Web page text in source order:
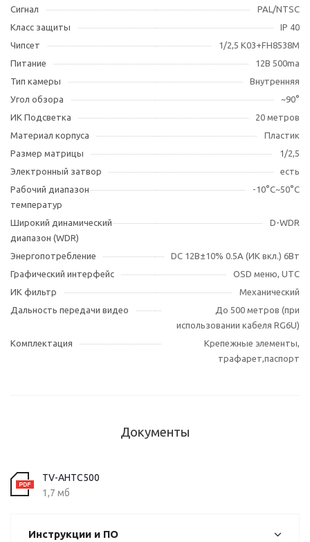
Сигнал
PAL/NTSC
Класс защиты
IP 40
Чипсет
1/2,5 K03+FH8538M
Питание
12В 500ma
Тип камеры
Внутренняя
Угол обзора
~90°
ИК Подсветка
20 метров
Материал корпуса
Пластик
Размер матрицы
1/2,5
Электронный затвор
есть
Рабочий диапазон
температур
-10°С~50°С
Широкий динамический
диапазон (WDR)
D-WDR
Энергопотребление
DC 12В±10% 0.5А (ИК вкл.) 6Вт
Графический интерфейс
OSD меню, UTC
ИК фильтр
Механический
Дальность передачи видео
До 500 метров (при
использовании кабеля RG6U)
Комплектация
Крепежные элементы,
трафарет,паспорт
Документы
TV-AHTC500
1,7 мб
Инструкции и ПО